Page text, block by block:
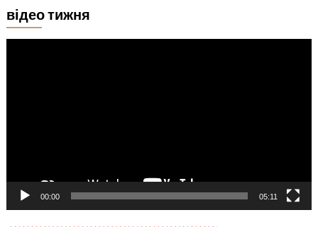
відео тижня
00:00 05:11